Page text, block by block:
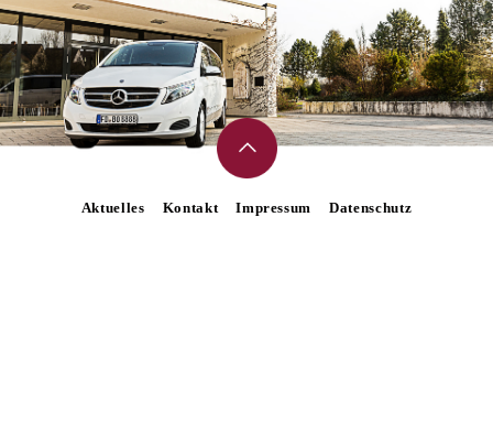
Aktuelles Kontakt Impressum Datenschutz